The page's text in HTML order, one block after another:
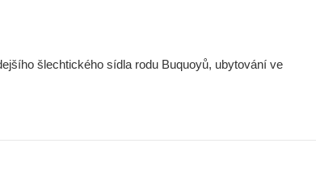
šlechtického sídla rodu Buquoyů, ubytování ve